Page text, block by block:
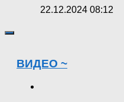
22.12.2024 08:12
ВИДЕО ~